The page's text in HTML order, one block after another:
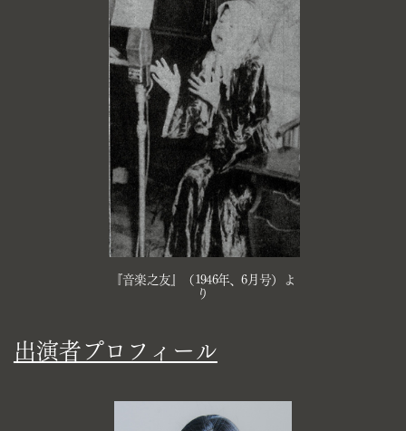
『音楽之友』（1946年、6月号）よ
り
出演者プロフィール